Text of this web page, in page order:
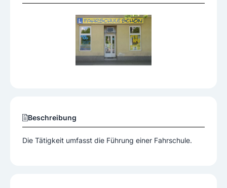
Beschreibung
Die Tätigkeit umfasst die Führung einer Fahrschule.